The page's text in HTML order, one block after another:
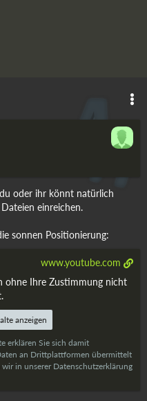
oder ihr könnt natürlich
einreichen.
sonnen Positionierung:
www.youtube.com
ohne Ihre Zustimmung nicht
anzeigen
erklären Sie sich damit
an Drittplattformen übermittelt
in unserer Datenschutzerklärung